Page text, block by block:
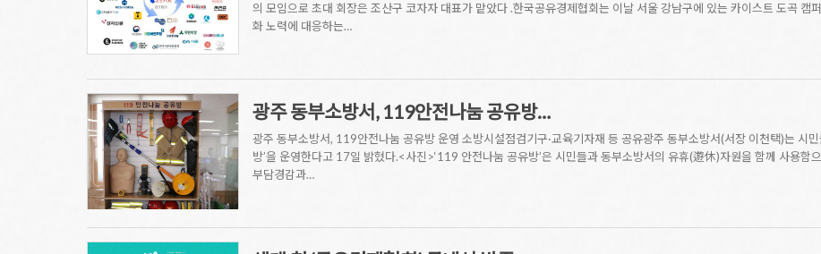
의 모임으로 초대 회장은 조산구 코자자 대표가 맡았다 .한국공유경제협회는 이날 서울 강남구에 있는 카이스트 도곡 캠
화 노력에 대응하는…
광주 동부소방서, 119안전나눔 공유방…
광주 동부소방서, 119안전나눔 공유방 운영 소방시설점검기구·교육기자재 등 공유광주 동부소방서(서장 이천택)는 시
방’을 운영한다고 17일 밝혔다.<사진>‘119 안전나눔 공유방’은 시민들과 동부소방서의 유휴(遊休)자원을 함께 사용함
부담경감과…